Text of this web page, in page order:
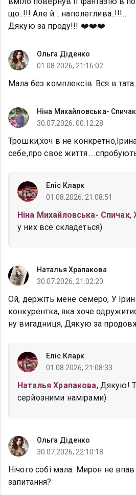
що..!!! Але й… наполеглива..!!!…
Дякую за проду!!! ❤️❤️❤️
Ольга Діденко
01.08.2026, 21:16:02
Мала без комплексів. Вся в тата.
Ніна Михайловська- Спичак
30.07.2026, 00:12:28
Трошки,хоч в не
себе,про своє
Еліс Кларк
01.08.2026, 21:08:51
Ніна Михайловська- Спичак,
у них все складеться)
Наталья Храпакова
30.07.2026, 21:02:20
Ой, держіть мене семеро, У
конкурентка, яка хоче
ну вигадниця, Дякую за
Еліс Кларк
01.08.2026, 21:08:33
Наталья Храпакова, Дякую!
серйозними намірами)
Ольга Діденко
30.07.2026, 22:10:18
Нічого собі мала. Мирон не впав
запитання?